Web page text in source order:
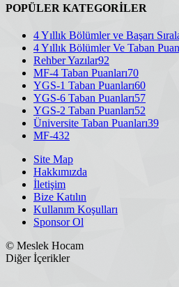
POPÜLER KATEGORİLER
4 Yıllık Bölümler ve Başarı
4 Yıllık Bölümler Ve Taban
Rehber Yazılar92
MF-4 Taban Puanları70
YGS-1 Taban Puanları60
YGS-6 Taban Puanları57
YGS-2 Taban Puanları52
Üniversite Taban Puanları39
MF-432
Site Map
Hakkımızda
İletişim
Bize Katılın
Kullanım Koşulları
Sponsor Ol
© Meslek Hocam
Diğer İçerikler